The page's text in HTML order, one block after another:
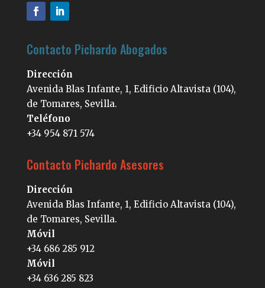
Contacto Pichardo Abogados
Dirección
Avenida Blas Infante, 1, Edificio Altavista (104),
de Tomares, Sevilla.
Teléfono
+34 954 871 574
Contacto Pichardo Asesores
Dirección
Avenida Blas Infante, 1, Edificio Altavista (104),
de Tomares, Sevilla.
Móvil
+34 686 285 912
Móvil
+34 636 285 823